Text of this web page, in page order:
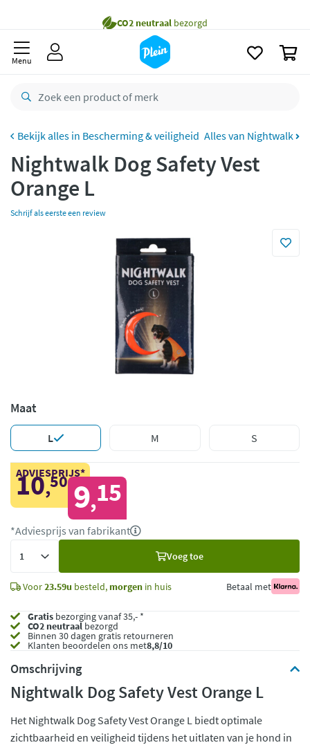
Bestelling uiterlijkzaterdag
Gratisretourneren
Betaal met Klarna
Menu
Bescherming & veiligheid Alles van Nightwalk
Nightwalk Dog Safety Vest
Orange L
Schrijf als eerste een review
Maat
L M S
ADVIESPRIJS*
10,50 9,15
*Adviesprijs van fabrikant
Voeg toe
Voor23.59u besteld, morgen in huis Betaal met
Gratis bezorging vanaf 35,- *
CO2 neutraalbezorgd
Binnen 30 dagen gratis retourneren
Klanten beoordelen ons met8,8/10
Omschrijving
Nightwalk Dog Safety Vest Orange L
Het Nightwalk Dog Safety Vest Orange L biedt optimale
zichtbaarheid en veiligheid tijdens het uitlaten van je hond in